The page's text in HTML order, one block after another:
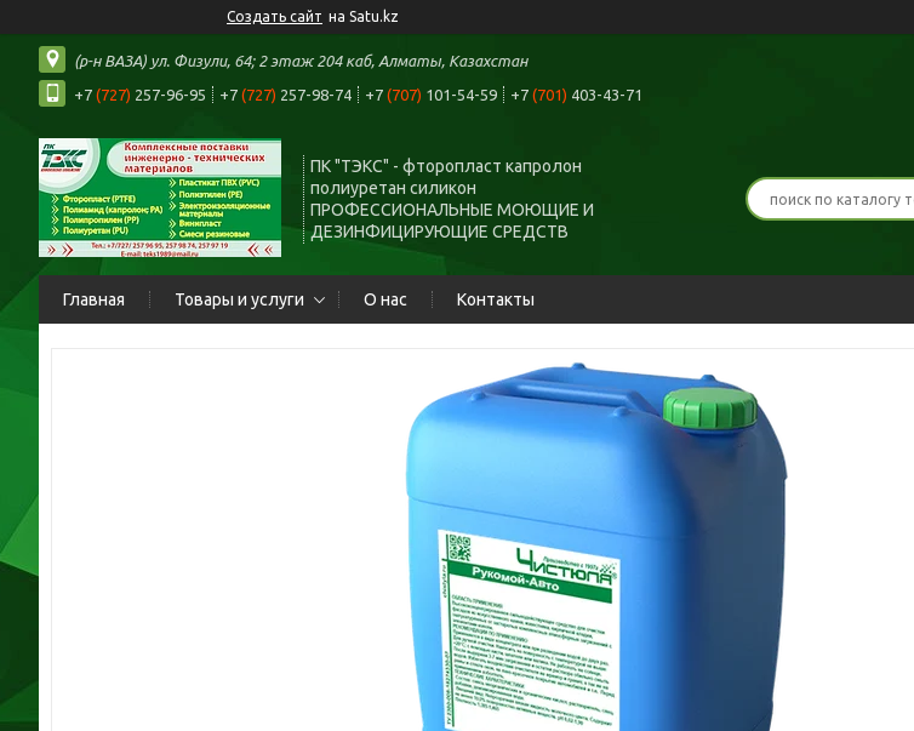
Создать сайт на Satu.kz
(р-н ВАЗА) ул. Физули, 64; 2 этаж 204 каб, Алматы, Казахстан
+7 (727) 257-96-95 +7 (727) 257-98-74 +7 (707) 101-54-59 +7 (701) 403-43-71
ПК "ТЭКС" - фторопласт капролон
полиуретан силикон
ПРОФЕССИОНАЛЬНЫЕ МОЮЩИЕ И
ДЕЗИНФИЦИРУЮЩИЕ СРЕДСТВ
Главная Товары и услуги О нас Контакты